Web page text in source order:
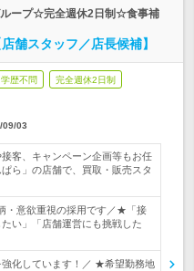
ープ☆完全週休2日制☆食事補
舗スタッフ／店長候補】
学歴不問 完全週休2日制
09/03
客、キャンペーン企画等もお任
ら」の店舗で、買取・販売スタ
・意欲重視の採用です／★「接
い」「店舗運営にも挑戦した
化しています！／ ★希望勤務地